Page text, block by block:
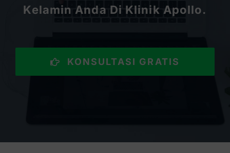
Kelamin Anda Di Klinik Apollo.
KONSULTASI GRATIS